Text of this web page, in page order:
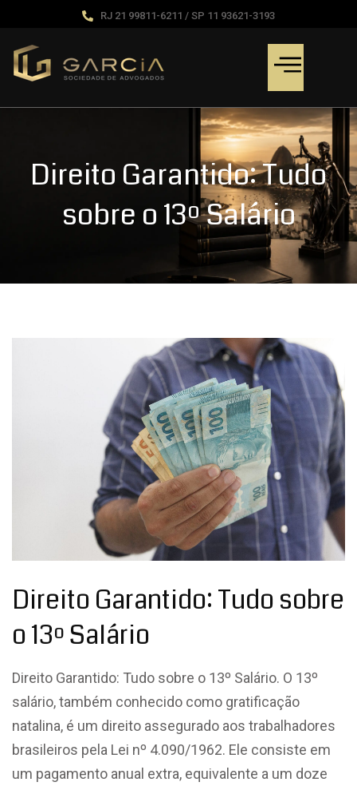
RJ 21 99811-6211 / SP 11 93621-3193
Direito Garantido: Tudo
sobre o 13º Salário
Direito Garantido: Tudo sobre
o 13º Salário
Direito Garantido: Tudo sobre o 13º Salário. O 13º
salário, também conhecido como gratificação
natalina, é um direito assegurado aos trabalhadores
brasileiros pela Lei nº 4.090/1962. Ele consiste em
um pagamento anual extra, equivalente a um doze